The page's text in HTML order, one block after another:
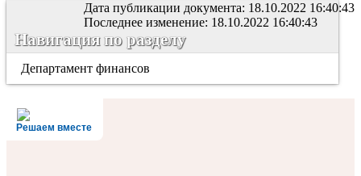
Дата публикации документа: 18.10.2022 16:40:43
Последнее изменение: 18.10.2022 16:40:43
Навигация по разделу
Департамент финансов
Решаем вместе